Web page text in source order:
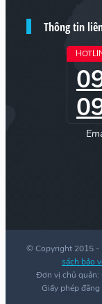
Thông tin
© Copyright 2015 -
sách bảo
Đơn vị chủ quản:
Giấy phép